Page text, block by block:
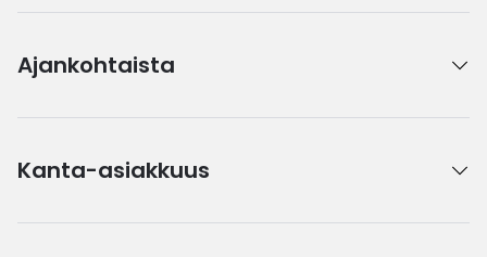
Ajankohtaista
Kanta-asiakkuus